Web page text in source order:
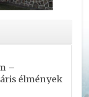
–
élmények